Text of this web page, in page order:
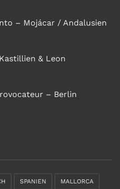
– Mojácar / Andalusien
& Leon
– Berlin
SPANIEN MALLORCA